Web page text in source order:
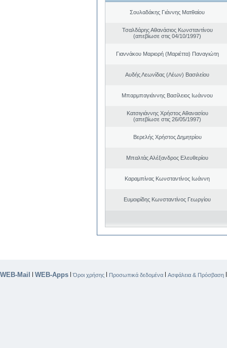
Σουλαδάκης Γιάννης Ματθαίου
Τσαλδάρης Αθανάσιος Κωνσταντίνου
(απεβίωσε στις 04/10/1997)
Γιαννάκου Μαριορή (Μαριέττα) Παναγιώτη
Αυδής Λεωνίδας (Λέων) Βασιλείου
Μπαρμπαγιάννης Βασίλειος Ιωάννου
Κατσιγιάννης Χρήστος Αθανασίου
(απεβίωσε στις 26/05/1997)
Βερελής Χρήστος Δημητρίου
Μπαλτάς Αλέξανδρος Ελευθερίου
Καραμπίνας Κωνσταντίνος Ιωάννη
Ευμοιρίδης Κωνσταντίνος Γεωργίου
WEB-Mail | WEB-Apps |Όροι χρήσης | Προσωπικά δεδομένα | Ασφάλεια & Πρόσβαση